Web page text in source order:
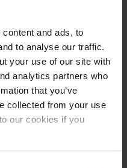
and ads, to
to analyse our traffic.
your use of our site with
analytics partners who
that you’ve
collected from your use
our cookies if you
le poste de
d’Elkem depuis
2006.
internationales de
chez Nokia, United
partie des équipes